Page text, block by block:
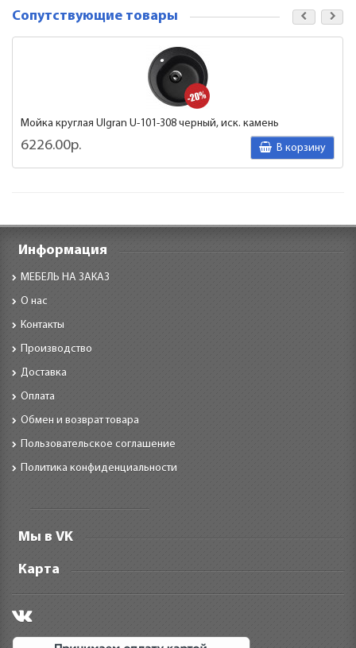
Сопутствующие товары
Мойка круглая Ulgran U-101-308 черный, иск. камень
6226.00р. В корзину
Информация
МЕБЕЛЬ НА ЗАКАЗ
О нас
Контакты
Производство
Доставка
Оплата
Обмен и возврат товара
Пользовательское соглашение
Политика конфиденциальности
Мы в VK
Карта